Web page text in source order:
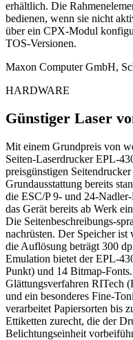
erhältlich. Die
bedienen, wenn sie nicht
über ein CPX-Modul
TOS-Versionen.
Maxon Computer GmbH,
HARDWARE
Günstiger Laser
Mit einem Grundpreis von
Seiten-Laserdrucker EPL-
preisgünstigen
Grundausstattung bereits
die ESC/P 9- und 24-
das Gerät bereits ab Werk
Die Seitenbeschreibungs-
nachrüsten. Der Speicher
die Auflösung beträgt 300
Emulation bietet der EPL-
Punkt) und 14 Bitmap-
Glättungsverfahren RITech
und ein besonderes Fine-
verarbeitet Papiersorten bis
Ettiketten zurecht, die der
Belichtungseinheit